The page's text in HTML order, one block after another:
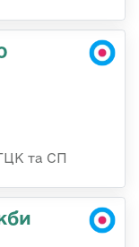
та СП